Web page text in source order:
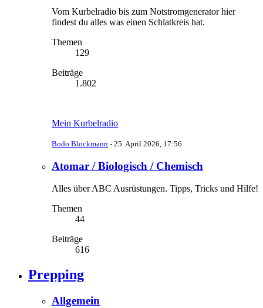
Vom Kurbelradio bis zum Notstromgenerator hier
findest du alles was einen Schlatkreis hat.
Themen
129
Beiträge
1.802
Mein Kurbelradio
Bodo Blockmann - 25. April 2026, 17:56
Atomar / Biologisch / Chemisch
Alles über ABC Ausrüstungen. Tipps, Tricks und Hilfe!
Themen
44
Beiträge
616
Prepping
Allgemein